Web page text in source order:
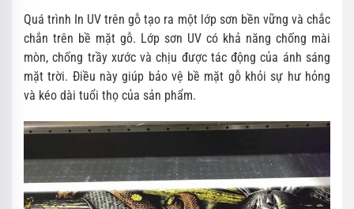
Quá trình In UV trên gỗ tạo ra một lớp sơn bền vững và chắc
chắn trên bề mặt gỗ. Lớp sơn UV có khả năng chống mài
mòn, chống trầy xước và chịu được tác động của ánh sáng
mặt trời. Điều này giúp bảo vệ bề mặt gỗ khỏi sự hư hỏng
và kéo dài tuổi thọ của sản phẩm.